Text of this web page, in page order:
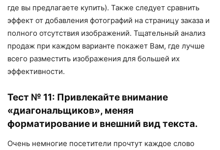
где вы предлагаете купить). Также следует сравнить
эффект от добавления фотографий на страницу заказа и
полного отсутствия изображений. Тщательный анализ
продаж при каждом варианте покажет Вам, где лучше
всего разместить изображения для большей их
эффективности.
Тест № 11: Привлекайте внимание
«диагональщиков», меняя
форматирование и внешний вид текста.
Очень немногие посетители прочтут каждое слово